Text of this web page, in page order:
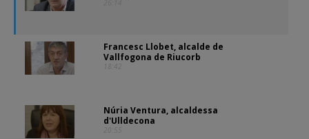
Francesc Llobet, alcalde de
Vallfogona de Riucorb
18:42
Núria Ventura, alcaldessa
d'Ulldecona